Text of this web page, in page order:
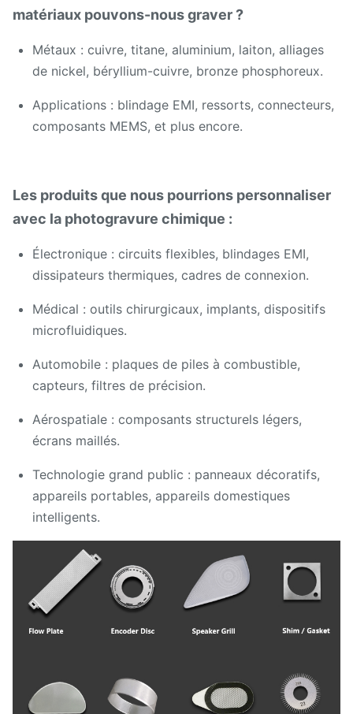
matériaux pouvons-nous graver ?
Métaux : cuivre, titane, aluminium, laiton, alliages
de nickel, béryllium-cuivre, bronze phosphoreux.
Applications : blindage EMI, ressorts, connecteurs,
composants MEMS, et plus encore.
Les produits que nous pourrions personnaliser
avec la photogravure chimique :
Électronique : circuits flexibles, blindages EMI,
dissipateurs thermiques, cadres de connexion.
Médical : outils chirurgicaux, implants, dispositifs
microfluidiques.
Automobile : plaques de piles à combustible,
capteurs, filtres de précision.
Aérospatiale : composants structurels légers,
écrans maillés.
Technologie grand public : panneaux décoratifs,
appareils portables, appareils domestiques
intelligents.